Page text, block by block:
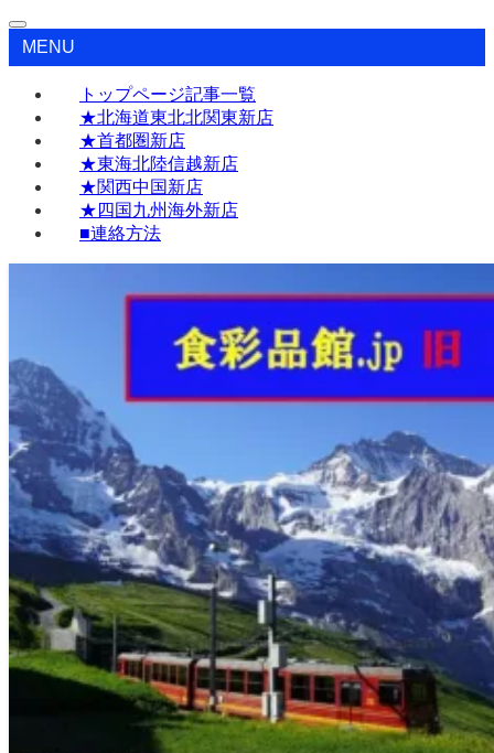
MENU
トップページ記事一覧
★北海道東北北関東新店
★首都圏新店
★東海北陸信越新店
★関西中国新店
★四国九州海外新店
■連絡方法